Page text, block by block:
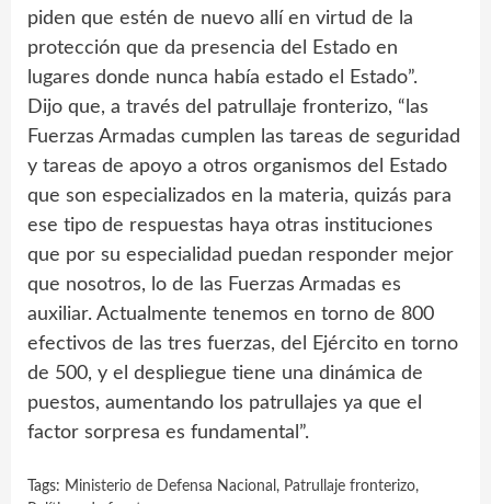
piden que estén de nuevo allí en virtud de la
protección que da presencia del Estado en
lugares donde nunca había estado el Estado”.
Dijo que, a través del patrullaje fronterizo, “las
Fuerzas Armadas cumplen las tareas de seguridad
y tareas de apoyo a otros organismos del Estado
que son especializados en la materia, quizás para
ese tipo de respuestas haya otras instituciones
que por su especialidad puedan responder mejor
que nosotros, lo de las Fuerzas Armadas es
auxiliar. Actualmente tenemos en torno de 800
efectivos de las tres fuerzas, del Ejército en torno
de 500, y el despliegue tiene una dinámica de
puestos, aumentando los patrullajes ya que el
factor sorpresa es fundamental”.
Tags: Ministerio de Defensa Nacional , Patrullaje fronterizo,